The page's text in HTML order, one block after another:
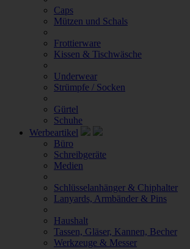
Caps
Mützen und Schals
Frottierware
Kissen & Tischwäsche
Underwear
Strümpfe / Socken
Gürtel
Schuhe
Werbeartikel
Büro
Schreibgeräte
Medien
Schlüsselanhänger & Chiphalter
Lanyards, Armbänder & Pins
Haushalt
Tassen, Gläser, Kannen, Becher
Werkzeuge & Messer